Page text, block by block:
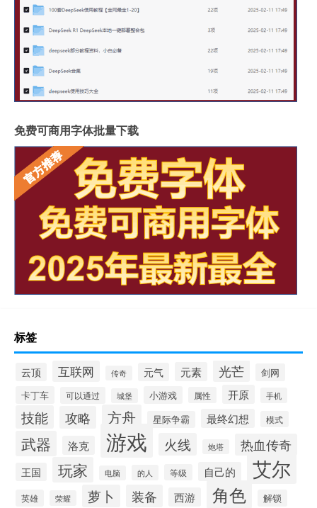
免费可商用字体批量下载
标签
云顶 互联网 传奇 元气 元素 光芒
剑网
卡丁车
可以通过 城堡 小游戏 属性 开原 手机
技能 攻略 方舟 星际争霸 最终幻想 模式
武器 洛克 游戏 火线 炮塔 热血传奇
王国 玩家 电脑 的人 等级 自己的 艾尔
英雄 荣耀 萝卜 装备 西游 角色 解锁